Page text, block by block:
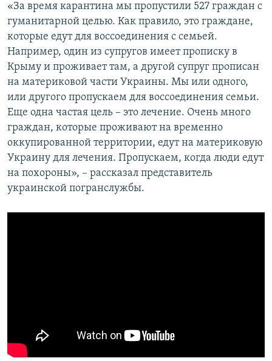
«За время карантина мы пропустили 527 граждан с
гуманитарной целью. Как правило, это граждане,
которые едут для воссоединения с семьей.
Например, один из супругов имеет прописку в
Крыму и проживает там, а другой супруг прописан
на материковой части Украины. Мы или одного,
или другого пропускаем для воссоединения семьи.
Еще одна частая цель – это лечение. Очень много
граждан, которые проживают на временно
оккупированной территории, едут на материковую
Украину для лечения. Пропускаем, когда люди едут
на похороны», – рассказал представитель
украинской погранслужбы.